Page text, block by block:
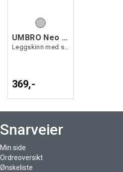
UMBRO Neo Pro Tecta Guard Sleeve
Leggskinn med strømpe som har lomme
369,-
Snarveier
Min side
Ordreoversikt
Ønskeliste